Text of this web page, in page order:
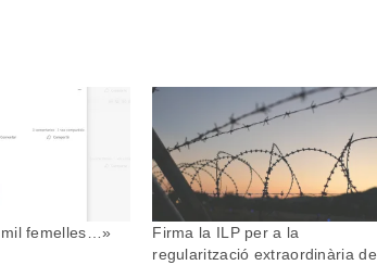
femelles…»
Firma la ILP per a la
regularització extraordinària de